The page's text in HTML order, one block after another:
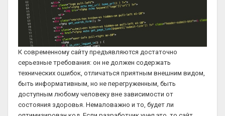
К современному сайту предъявляются достаточно
серьезные требования: он не должен содержать
технических ошибок, отличаться приятным внешним видом,
быть информативным, но не перегруженным, быть
доступным любому человеку вне зависимости от
состояния здоровья. Немаловажно и то, будет ли